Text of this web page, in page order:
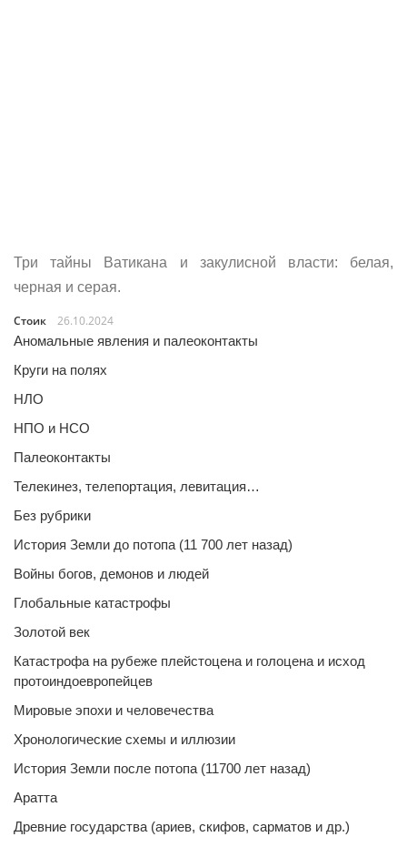
Три тайны Ватикана и закулисной власти: белая,
черная и серая.
Стоик
26.10.2024
Аномальные явления и палеоконтакты
Круги на полях
НЛО
НПО и НСО
Палеоконтакты
Телекинез, телепортация, левитация…
Без рубрики
История Земли до потопа (11 700 лет назад)
Войны богов, демонов и людей
Глобальные катастрофы
Золотой век
Катастрофа на рубеже плейстоцена и голоцена и исход
протоиндоевропейцев
Мировые эпохи и человечества
Хронологические схемы и иллюзии
История Земли после потопа (11700 лет назад)
Аратта
Древние государства (ариев, скифов, сарматов и др.)